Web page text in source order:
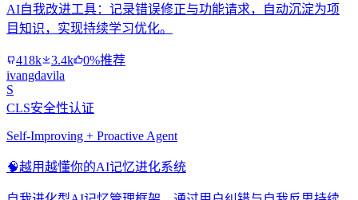
AI自我改进工具：记录错误修正与功能请求，自动沉淀为项
目知识，实现持续学习优化。
418k 3.4k
0%推荐
ivangdavila
S
CLS安全性认证
Self-Improving + Proactive Agent
🧠越用越懂你的AI记忆进化系统